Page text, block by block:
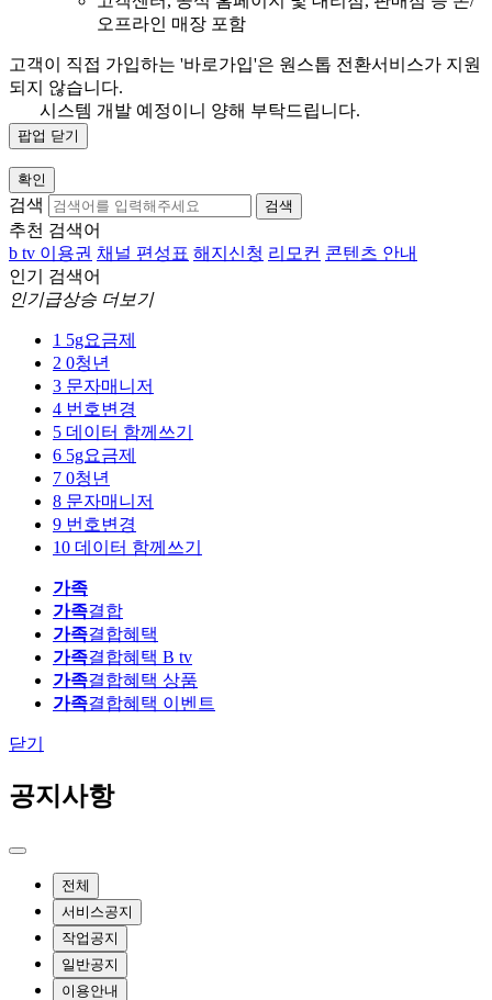
오프라인 매장 포함
고객이 직접 가입하는 '바로가입'은 원스톱 전환서비스가 지원
되지 않습니다.
시스템 개발 예정이니 양해 부탁드립니다.
팝업 닫기
확인
검색 검색
추천 검색어
b tv 이용권 채널 편성표 해지신청 리모컨 콘텐츠 안내
인기 검색어
인기급상승 더보기
1 5g요금제
2 0청년
3 문자매니저
4 번호변경
5 데이터 함께쓰기
6 5g요금제
7 0청년
8 문자매니저
9 번호변경
10 데이터 함께쓰기
가족
가족결합
가족결합혜택
가족결합혜택 B tv
가족결합혜택 상품
가족결합혜택 이벤트
닫기
공지사항
전체
서비스공지
작업공지
일반공지
이용안내